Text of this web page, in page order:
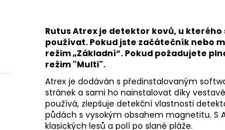
Rutus Atrex je detektor kovů, u
používat. Pokud jste začátečník nebo
režim „Základní“. Pokud požadujete
režim "Multi".
Atrex je dodáván s předinstalovaným
stránek a sami ho nainstalovat díky
používá, zlepšuje detekční vlastnosti
půdách s vysokým obsahem magnetitu.
klasických lesů a polí po slané pláže.